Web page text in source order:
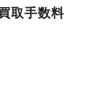
取手数料